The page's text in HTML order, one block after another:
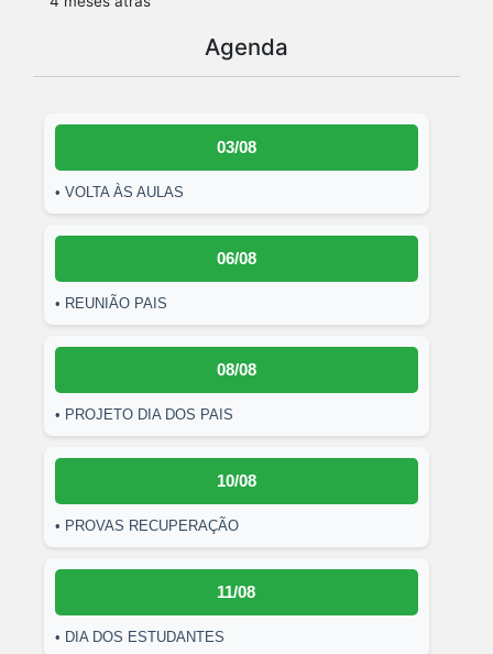
Agenda
03/08
• VOLTA ÀS AULAS
06/08
• REUNIÃO PAIS
08/08
• PROJETO DIA DOS PAIS
10/08
• PROVAS RECUPERAÇÃO
11/08
• DIA DOS ESTUDANTES